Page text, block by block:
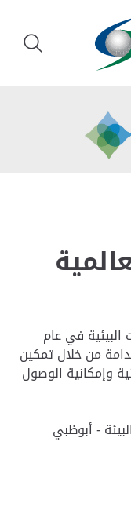
البيئية في عام
من خلال تمكين
وإمكانية الوصول
- أبوظبي